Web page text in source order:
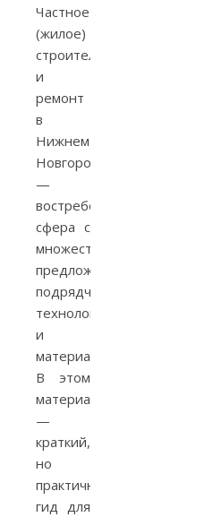
Частное
(жилое)
строительство
и
ремонт
в
Нижнем
Новгороде
—
востребованная
сфера с
множеством
предложений
подрядчиков,
технологий
и
материалов.
В этом
материале
—
краткий,
но
практичный
гид для